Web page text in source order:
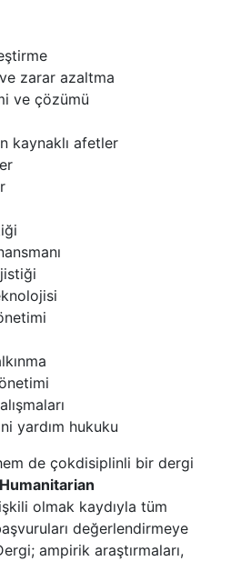
zarar azaltma
ve çözümü
kaynaklı afetler
yardım hukuku
de çokdisiplinli bir dergi
olmak kaydıyla tüm
değerlendirmeye
ampirik araştırmaları,